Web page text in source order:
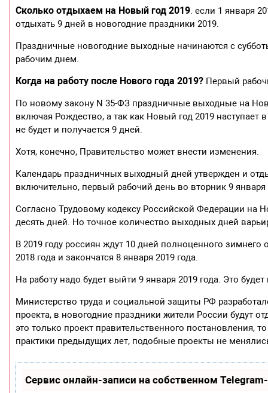
Сколько отдыхаем на Новый год 2019. если 1 января
отдыхать 9 дней в новогодние праздники 2019.
Праздничные новогодние выходные начинаются с
рабочим днем.
Когда на работу после Нового года 2019? Первый
По новому закону N 35-ФЗ праздничные выходные на
включая Рождество, а так как Новый год 2019
не будет и получается 9 дней.
Хотя, конечно, Правительство может внести изменения.
Календарь праздничных выходный дней утвержден и
включительно, первый рабочий день во вторник 9
Согласно Трудовому кодексу Российской Федерации
десять дней. Но точное количество выходных дней
В 2019 году россиян ждут 10 дней полноценного
2018 года и закончатся 8 января 2019 года.
На работу надо будет выйти 9 января 2019 года. Это
Министерство труда и социальной защиты РФ
проекта, в новогодние праздники жители России будут
это только проект правительственного постановления,
практики предыдущих лет, подобные проекты не
Сервис онлайн-записи на собственном